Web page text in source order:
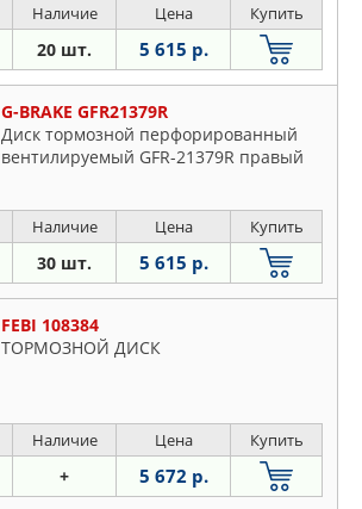
Наличие Цена Купить
20 шт. 5 615 р.
G-BRAKE GFR21379R
Диск тормозной перфорированный
вентилируемый GFR-21379R правый
Наличие Цена Купить
30 шт. 5 615 р.
FEBI 108384
ТОРМОЗНОЙ ДИСК
Наличие Цена Купить
+ 5 672 р.